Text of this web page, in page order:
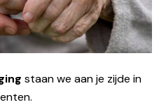
staan we aan je zijde in